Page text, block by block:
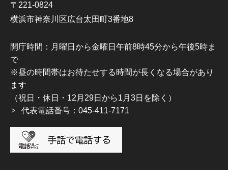
〒221-0824
横浜市神奈川区広台太田町3番地8
開庁時間：月曜日から金曜日午前8時45分から午後5時ま
で
※昼の時間帯はお待たせする時間が長くなる場合があり
ます
（祝日・休日・12月29日から1月3日を除く）
代表電話番号：045-411-7171